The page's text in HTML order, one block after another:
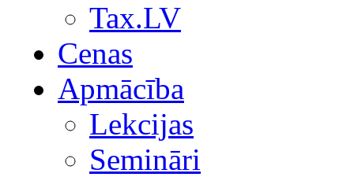
Tax.LV
Cenas
Apmācība
Lekcijas
Semināri